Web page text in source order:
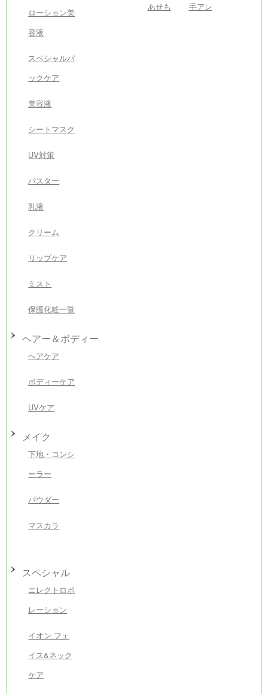
ローション美
容液
スペシャルパ
ックケア
美容液
シートマスク
UV対策
パスター
乳液
クリーム
リップケア
ミスト
保護化粧一覧
ヘアー＆ボディー
ヘアケア
ボディーケア
UVケア
メイク
下地・コンシ
ーラー
パウダー
マスカラ
スペシャル
エレクトロポ
レーション
イオン フェ
イス&ネック
ケア
あせも
手アレ